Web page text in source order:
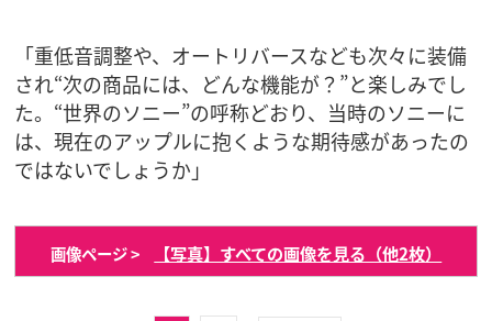
「重低音調整や、オートリバースなども次々に装備
され“次の商品には、どんな機能が？”と楽しみでし
た。“世界のソニー”の呼称どおり、当時のソニーに
は、現在のアップルに抱くような期待感があったの
ではないでしょうか」
画像ページ > 【写真】すべての画像を見る（他2枚）